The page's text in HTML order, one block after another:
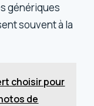
génériques
souvent à la
choisir pour
de